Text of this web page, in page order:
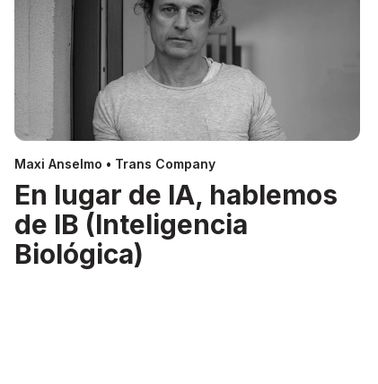
Maxi Anselmo • Trans Company
En lugar de IA, hablemos
de IB (Inteligencia
Biológica)